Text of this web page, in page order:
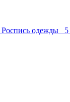
Роспись одежды 5